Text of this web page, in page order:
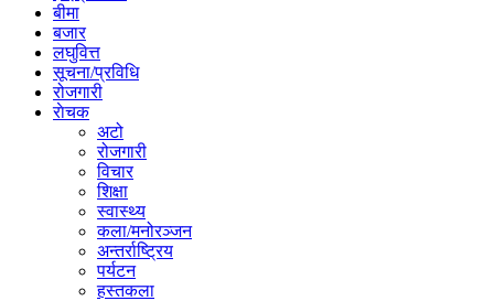
बीमा
बजार
लघुवित्त
सूचना/प्रविधि
रोजगारी
राेचक
अटो
रोजगारी
विचार
शिक्षा
स्वास्थ्य
कला/मनोरञ्जन
अन्तर्राष्ट्रिय
पर्यटन
हस्तकला